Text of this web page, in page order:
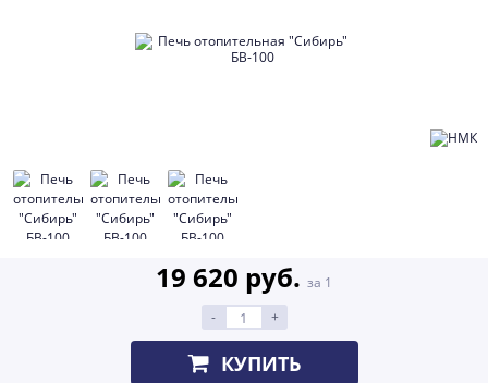
19 620 руб. за 1
-
+
КУПИТЬ